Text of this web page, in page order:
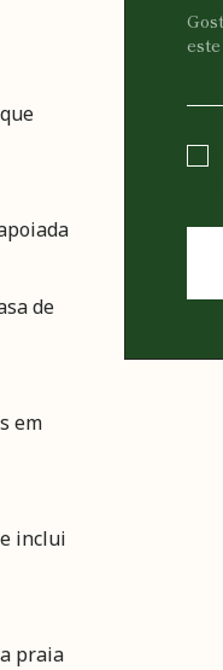
de
em
inclui
praia